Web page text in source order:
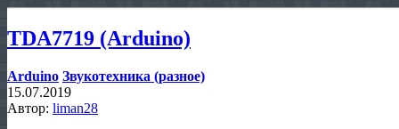
TDA7719 (Arduino)
Arduino Звукотехника (разное)
15.07.2019
Автор: liman28